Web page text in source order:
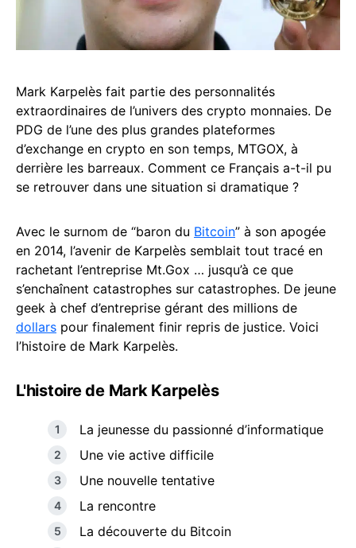
Mark Karpelès fait partie des personnalités
extraordinaires de l’univers des crypto monnaies. De
PDG de l’une des plus grandes plateformes
d’exchange en crypto en son temps, MTGOX, à
derrière les barreaux. Comment ce Français a-t-il pu
se retrouver dans une situation si dramatique ?
Avec le surnom de “baron du Bitcoin” à son apogée
en 2014, l’avenir de Karpelès semblait tout tracé en
rachetant l’entreprise Mt.Gox … jusqu’à ce que
s’enchaînent catastrophes sur catastrophes. De jeune
geek à chef d’entreprise gérant des millions de
dollars pour finalement finir repris de justice. Voici
l’histoire de Mark Karpelès.
L'histoire de Mark Karpelès
La jeunesse du passionné d’informatique
Une vie active difficile
Une nouvelle tentative
La rencontre
La découverte du Bitcoin